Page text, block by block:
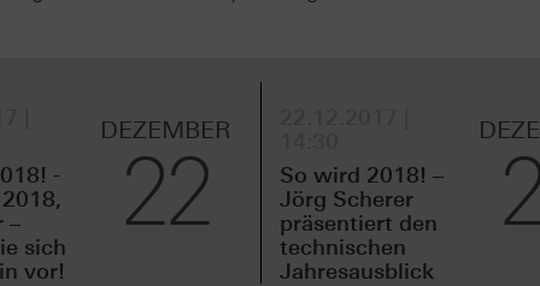
-
–
sich
vor!
DEZEMBER
22
So wird 2018! –
Jörg Scherer
präsentiert den
technischen
Jahresausblick